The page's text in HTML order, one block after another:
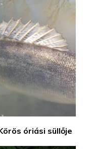
óriási süllője